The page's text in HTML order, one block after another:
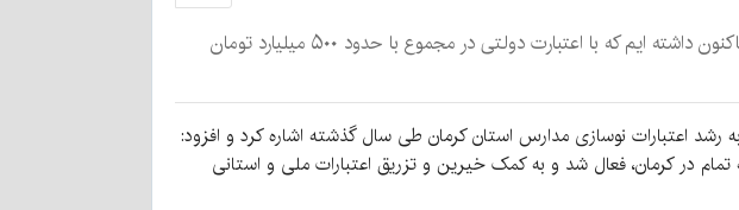
مدیرکل نوسازی مدارس استان کرمان گفت: ۲۵۰ میلیارد تومان کمک خیرین را طی سال گذشته تاکنون داشته ایم که با اعتبارت دولتی در مجموع با حدود ۵۰۰ میلیارد تومان
رشد اعتبارات نوسازی مدارس استان کرمان طی سال گذشته اشاره کرد و افزود:
تومان اعتبارات دولتی ملی داشتیم که با اعتبارات خیرین ۳۰۰ پروژه نیمه تمام در کرمان، فعال شد و به کمک خیرین و تزریق اعتبارات ملی و استانی